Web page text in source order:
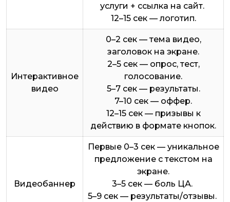
услуги + ссылка на сайт.
12–15 сек — логотип.
Интерактивное
видео
0–2 сек — тема видео,
заголовок на экране.
2–5 сек — опрос, тест,
голосование.
5–7 сек — результаты.
7–10 сек — оффер.
12–15 сек — призывы к
действию в формате кнопок.
Видеобаннер
Первые 0–3 сек — уникальное
предложение с текстом на
экране.
3–5 сек — боль ЦА.
5–9 сек — результаты/отзывы.